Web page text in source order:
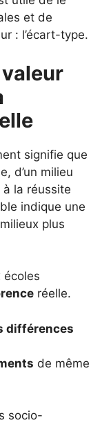
et de
: l’écart-type.
signifie que
d’un milieu
la réussite
indique une
plus
réelle.
différences
de même
socio-